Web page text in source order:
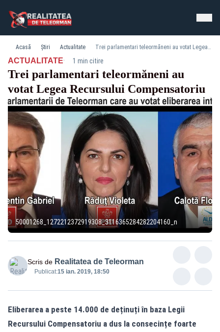
Acasă Știri Actualitate Trei parlamentari teleormăneni au votat Legea Recursului Compensatoriu
ACTUALITATE· 1 min citire
Trei parlamentari teleormăneni au
votat Legea Recursului Compensatoriu
50001268_1272212372919308_3116365284282204160_n
Scris de Realitatea de Teleorman
Publicat:15 ian. 2019, 18:50
Eliberarea a peste 14.000 de deținuți în baza Legii
Recursului Compensatoriu a dus la consecințe foarte